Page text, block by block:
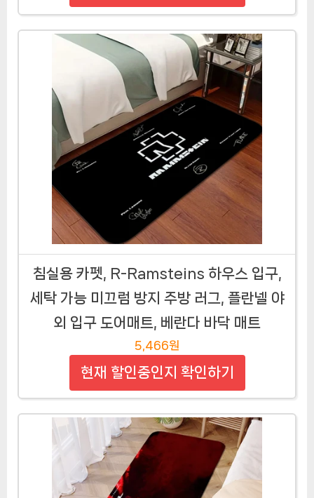
침실용 카펫, R-Ramsteins 하우스 입구,
세탁 가능 미끄럼 방지 주방 러그, 플란넬 야
외 입구 도어매트, 베란다 바닥 매트
5,466원
현재 할인중인지 확인하기